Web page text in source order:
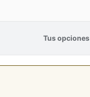
Tus opciones